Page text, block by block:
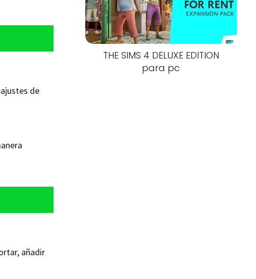
de
añadir
THE SIMS 4 DELUXE EDITION
para pc